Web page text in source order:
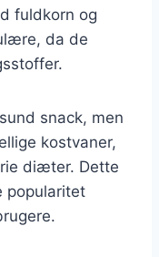
fuldkorn og
da de
snack, men
kostvaner,
diæter. Dette
popularitet